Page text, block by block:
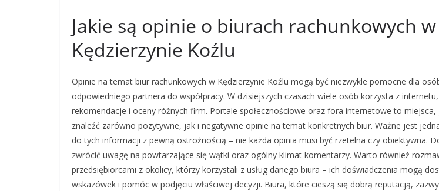
Jakie są opinie o biurach rachunkowych w
Kędzierzynie Koźlu
Opinie na temat biur rachunkowych w Kędzierzynie Koźlu mogą być niezwykle pomocne dla
odpowiedniego partnera do współpracy. W dzisiejszych czasach wiele osób korzysta z
rekomendacje i oceny różnych firm. Portale społecznościowe oraz fora internetowe to miejsca,
znaleźć zarówno pozytywne, jak i negatywne opinie na temat konkretnych biur. Ważne jest
do tych informacji z pewną ostrożnością – nie każda opinia musi być rzetelna czy obiektywna.
zwrócić uwagę na powtarzające się wątki oraz ogólny klimat komentarzy. Warto również
przedsiębiorcami z okolicy, którzy korzystali z usług danego biura – ich doświadczenia mogą
wskazówek i pomóc w podjęciu właściwej decyzji. Biura, które cieszą się dobrą reputacją,